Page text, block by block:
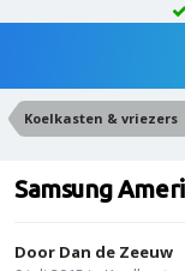
Koelkasten & vriezers
Samsung
Door Dan de Zeeuw